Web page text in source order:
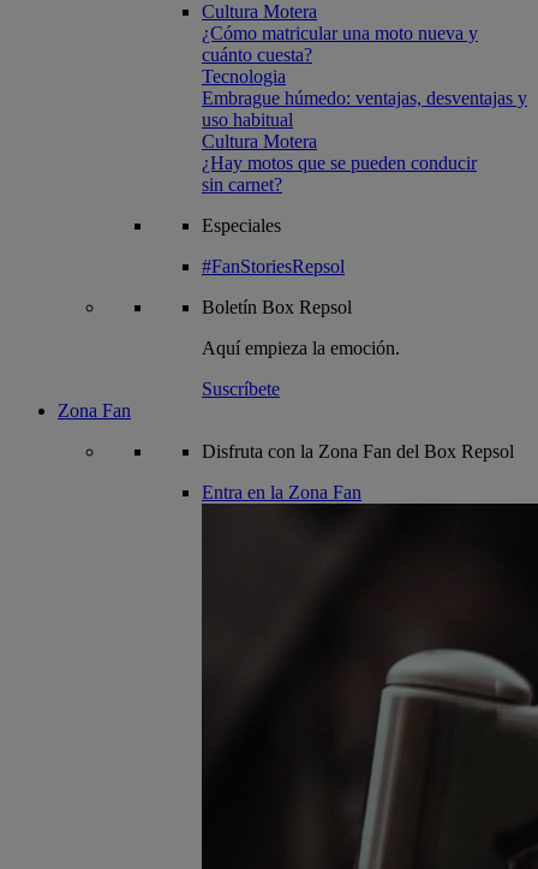
Cultura Motera
¿Cómo matricular una moto nueva y
cuánto cuesta?
Tecnologia
Embrague húmedo: ventajas, desventajas y
uso habitual
Cultura Motera
¿Hay motos que se pueden conducir
sin carnet?
Especiales
#FanStoriesRepsol
Boletín Box Repsol
Aquí empieza la emoción.
Suscríbete
Zona Fan
Disfruta con la Zona Fan del Box Repsol
Entra en la Zona Fan